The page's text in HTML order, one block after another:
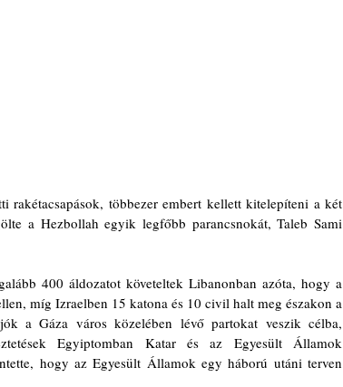
többezer embert kellett kitelepíteni a két
a Hezbollah egyik legfőbb parancsnokát, Taleb Sami
400 áldozatot követeltek Libanonban azóta, hogy a
míg Izraelben 15 katona és 10 civil halt meg északon a
a Gáza város közelében lévő partokat veszik célba,
Egyiptomban Katar és az Egyesült Államok
hogy az Egyesült Államok egy háború utáni terven